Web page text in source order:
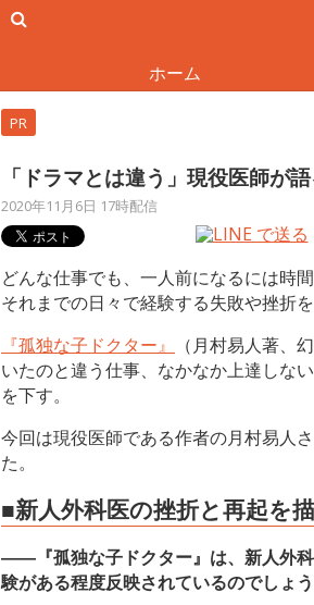
ホーム
PR
「ドラマとは違う」現役医師が
2020年11月6日 17時配信
どんな仕事でも、一人前になるには時間
それまでの日々で経験する失敗や挫折
『孤独な子ドクター』
（月村易人著、
いたのと違う仕事、なかなか上達しな
を下す。
今回は現役医師である作者の月村易人
た。
■新人外科医の挫折と再起を
――『孤独な子ドクター』は、新人外
験がある程度反映されているのでしょ